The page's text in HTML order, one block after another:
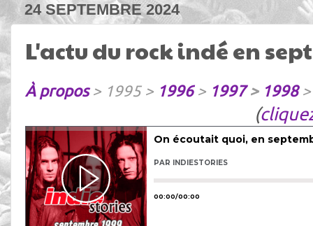
24 SEPTEMBRE 2024
L'actu du rock indé en
À propos> 1995 > 1996 > 1997> 1998
(